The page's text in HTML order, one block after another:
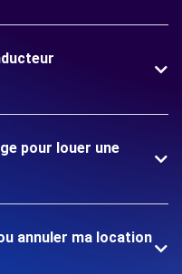
pour louer une
annuler ma location